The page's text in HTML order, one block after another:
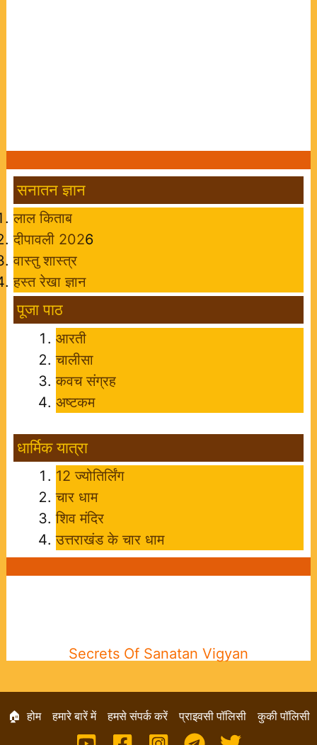
सनातन ज्ञान
लाल किताब
दीपावली 2026
वास्तु शास्त्र
हस्त रेखा ज्ञान
पूजा पाठ
आरती
चालीसा
कवच संग्रह
अष्टकम
धार्मिक यात्रा
12 ज्योतिर्लिंग
चार धाम
शिव मंदिर
उत्तराखंड के चार धाम
Secrets Of Sanatan Vigyan
🏠 होमहमारे बारें मेंहमसे संपर्क करेंप्राइवसी पॉलिसीकुकी पॉलिसी